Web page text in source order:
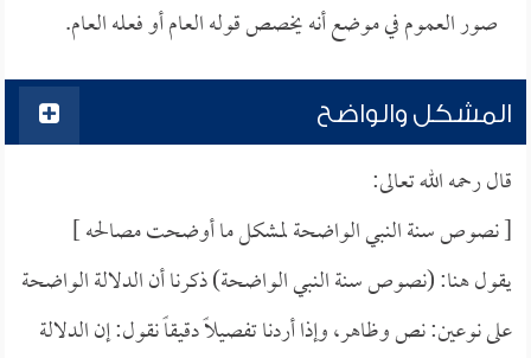
صور العموم في موضع أنه يخصص قوله العام أو فعله العام.
المشكل والواضح
قال رحمه الله تعالى:
[ نصوص سنة النبي الواضحة لمشكل ما أوضحت مصالحه ]
يقول هنا: (نصوص سنة النبي الواضحة) ذكرنا أن الدلالة الواضحة
على نوعين: نص وظاهر، وإذا أردنا تفصيلاً دقيقاً نقول: إن الدلالة